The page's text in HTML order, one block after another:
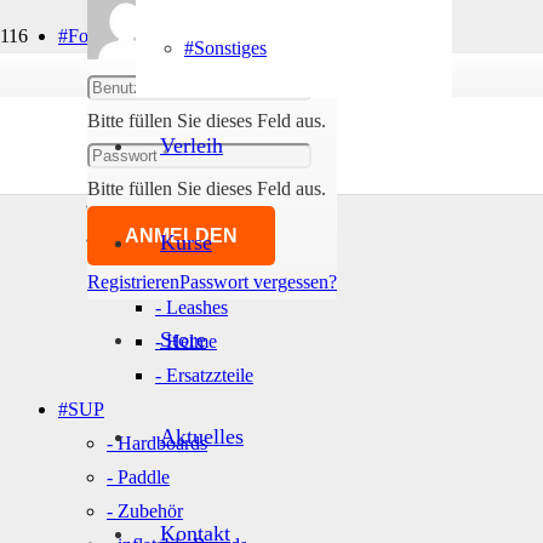
Abmelden
Bitte füllen Sie dieses Feld aus.
Bitte füllen Sie dieses Feld aus.
ANMELDEN
RegistrierenPasswort vergessen?
#Sonstiges
Verleih
Kurse
Store
Aktuelles
Kontakt
#Foil & Wings
- Boards
- Wing Sets
- Zubehör
- Boardbags
- Leashes
- Helme
- Ersatzzteile
#SUP
- Hardboards
- Paddle
- Zubehör